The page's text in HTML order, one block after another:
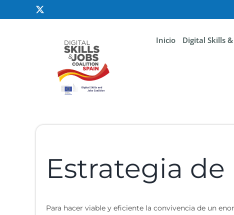
Inicio Digital Skills
Estrategia
Para hacer viable y eficiente la convivencia de un